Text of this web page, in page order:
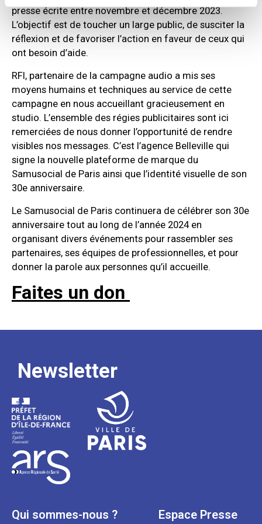
presse écrite entre novembre et décembre 2023.
L’objectif est de toucher un large public, de susciter la
réflexion et de favoriser l’action en faveur de ceux qui
ont besoin d’aide.
RFI, partenaire de la campagne audio a mis ses
moyens humains et techniques au service de cette
campagne en nous accueillant gracieusement en
studio. L’ensemble des régies publicitaires sont ici
remerciées de nous donner l’opportunité de rendre
visibles nos messages. C’est l’agence Belleville qui
signe la nouvelle plateforme de marque du
Samusocial de Paris ainsi que l’identité visuelle de son
30e anniversaire.
Le Samusocial de Paris continuera de célébrer son 30e
anniversaire tout au long de l’année 2024 en
organisant divers événements pour rassembler ses
partenaires, ses équipes de professionnelles, et pour
donner la parole aux personnes qu’il accueille.
Faites un don
Newsletter
Qui sommes-nous ? Espace Presse